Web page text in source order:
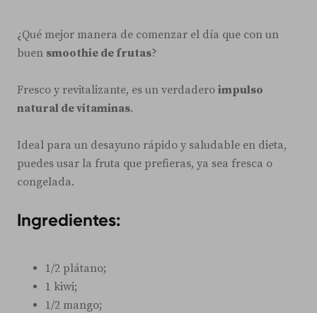
¿Qué mejor manera de comenzar el día que con un
buen smoothie de frutas?
Fresco y revitalizante, es un verdadero impulso
natural de vitaminas.
Ideal para un desayuno rápido y saludable en dieta,
puedes usar la fruta que prefieras, ya sea fresca o
congelada.
Ingredientes:
1/2 plátano;
1 kiwi;
1/2 mango;